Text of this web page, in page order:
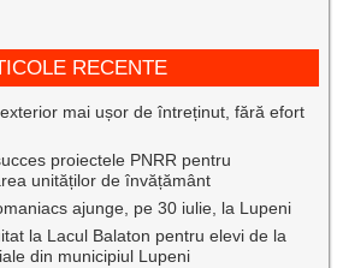
RECENTE
mai ușor de întreținut, fără efort
proiectele PNRR pentru
unităților de învățământ
ajunge, pe 30 iulie, la Lupeni
la Lacul Balaton pentru elevi de la
din municipiul Lupeni